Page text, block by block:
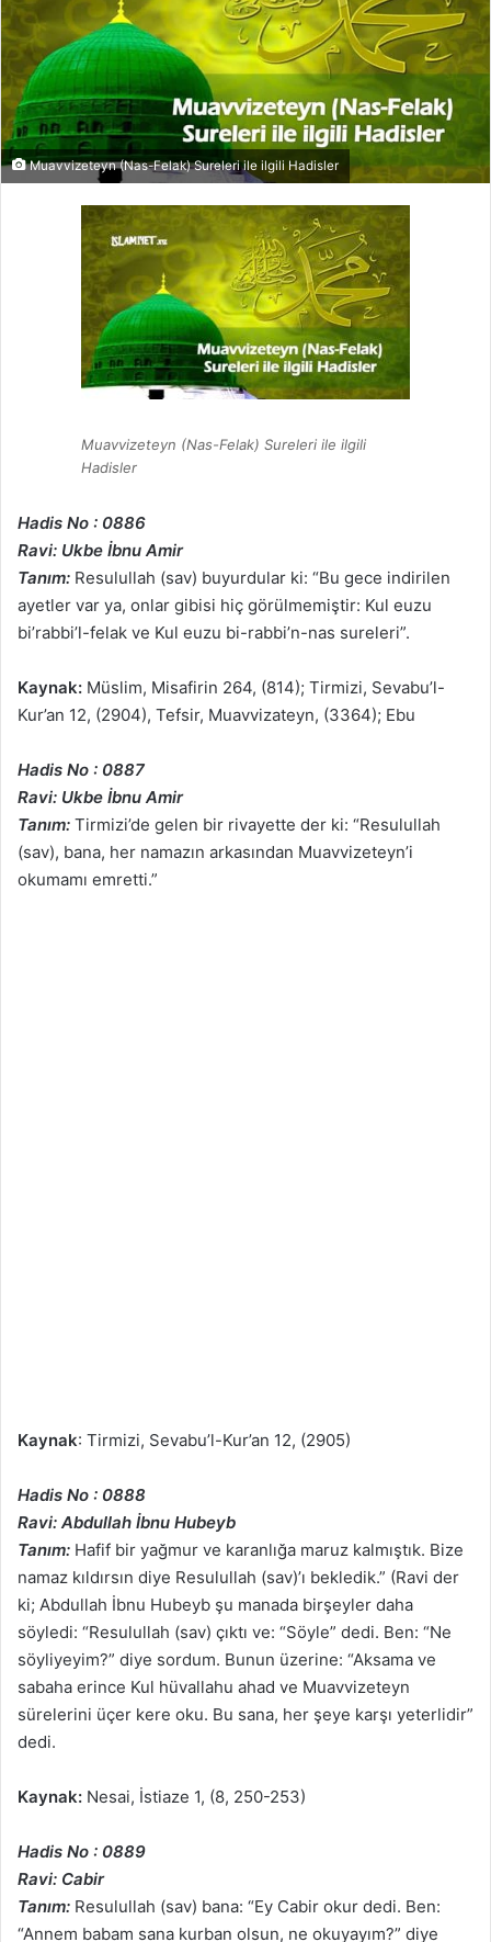
Muavvizeteyn (Nas-Felak) Sureleri ile ilgili Hadisler
Muavvizeteyn (Nas-Felak) Sureleri ile ilgili
Hadisler
Hadis No : 0886
Ravi: Ukbe İbnu Amir
Tanım: Resulullah (sav) buyurdular ki: “Bu gece indirilen
ayetler var ya, onlar gibisi hiç görülmemiştir: Kul euzu
bi’rabbi’l-felak ve Kul euzu bi-rabbi’n-nas sureleri”.
Kaynak: Müslim, Misafirin 264, (814); Tirmizi, Sevabu’l-
Kur’an 12, (2904), Tefsir, Muavvizateyn, (3364); Ebu
Hadis No : 0887
Ravi: Ukbe İbnu Amir
Tanım: Tirmizi’de gelen bir rivayette der ki: “Resulullah
(sav), bana, her namazın arkasından Muavvizeteyn’i
okumamı emretti.”
Kaynak: Tirmizi, Sevabu’l-Kur’an 12, (2905)
Hadis No : 0888
Ravi: Abdullah İbnu Hubeyb
Tanım: Hafif bir yağmur ve karanlığa maruz kalmıştık. Bize
namaz kıldırsın diye Resulullah (sav)’ı bekledik.” (Ravi der
ki; Abdullah İbnu Hubeyb şu manada birşeyler daha
söyledi: “Resulullah (sav) çıktı ve: “Söyle” dedi. Ben: “Ne
söyliyeyim?” diye sordum. Bunun üzerine: “Aksama ve
sabaha erince Kul hüvallahu ahad ve Muavvizeteyn
sürelerini üçer kere oku. Bu sana, her şeye karşı yeterlidir”
dedi.
Kaynak: Nesai, İstiaze 1, (8, 250-253)
Hadis No : 0889
Ravi: Cabir
Tanım: Resulullah (sav) bana: “Ey Cabir okur dedi. Ben:
“Annem babam sana kurban olsun, ne okuyayım?” diye